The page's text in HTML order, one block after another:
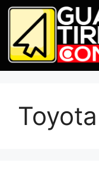
Toyota